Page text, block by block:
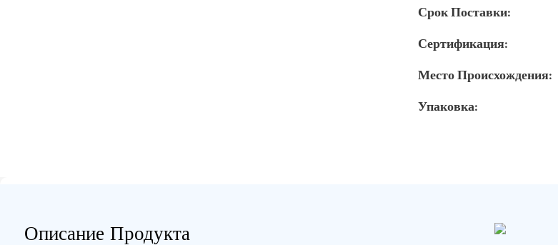
Срок Поставки:
Сертификация:
Место Происхождения:
Упаковка:
Описание Продукта